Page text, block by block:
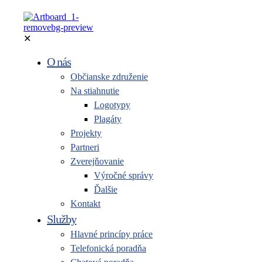
✕
O nás
Občianske združenie
Na stiahnutie
Logotypy
Plagáty
Projekty
Partneri
Zverejňovanie
Výročné správy
Ďalšie
Kontakt
Služby
Hlavné princípy práce
Telefonická poradňa